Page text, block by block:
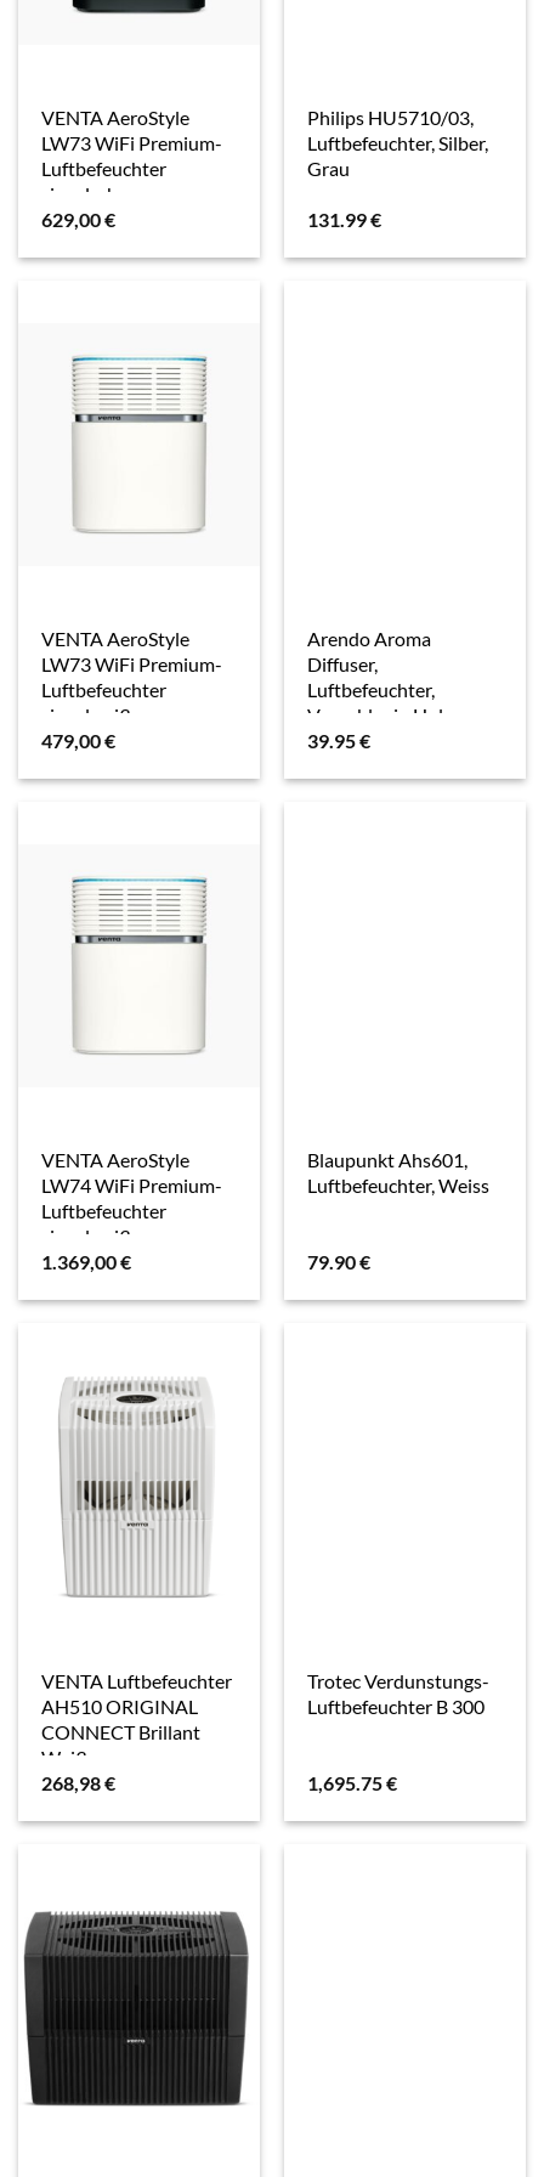
VENTA AeroStyle
LW73 WiFi Premium-
Luftbefeuchter
signalschwarz
629,00€
Philips HU5710/03,
Luftbefeuchter, Silber,
Grau
131.99€
VENTA AeroStyle
LW73 WiFi Premium-
Luftbefeuchter
signalweiß
479,00€
Arendo Aroma
Diffuser,
Luftbefeuchter,
Vernebler in Holz
Optik, Diffusor mit 7
39.95€
VENTA AeroStyle
LW74 WiFi Premium-
Luftbefeuchter
signalweiß
1.369,00€
Blaupunkt Ahs601,
Luftbefeuchter, Weiss
79.90€
VENTA Luftbefeuchter
AH510 ORIGINAL
CONNECT Brillant
Weiß
268,98€
Trotec Verdunstungs-
Luftbefeuchter B 300
1,695.75€